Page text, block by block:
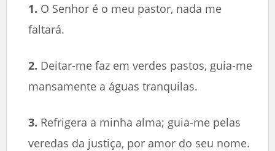
1. O Senhor é o meu pastor, nada me
faltará.
2. Deitar-me faz em verdes pastos, guia-me
mansamente a águas tranquilas.
3. Refrigera a minha alma; guia-me pelas
veredas da justiça, por amor do seu nome.